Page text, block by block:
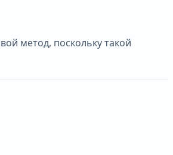
метод, поскольку такой